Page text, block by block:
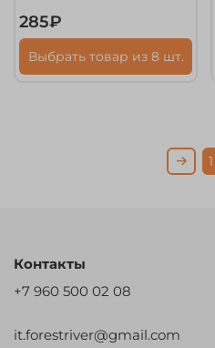
285₽
Выбрать товар из 8 шт.
1
Контакты
+7 960 500 02 08
it.forestriver@gmail.com